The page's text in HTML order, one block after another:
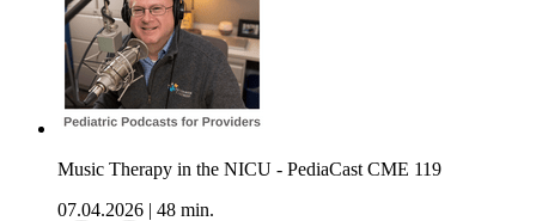
Music Therapy in the NICU - PediaCast CME 119
07.04.2026 | 48 min.